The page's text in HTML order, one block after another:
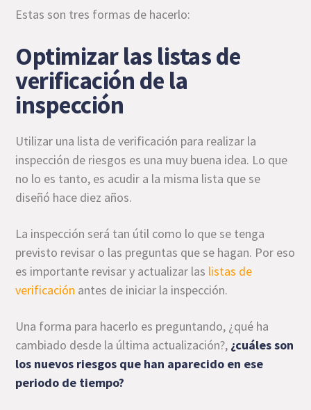
Estas son tres formas de hacerlo:
Optimizar las listas de
verificación de la
inspección
Utilizar una lista de verificación para realizar la
inspección de riesgos es una muy buena idea. Lo que
no lo es tanto, es acudir a la misma lista que se
diseñó hace diez años.
La inspección será tan útil como lo que se tenga
previsto revisar o las preguntas que se hagan. Por eso
es importante revisar y actualizar las listas de
verificación antes de iniciar la inspección.
Una forma para hacerlo es preguntando, ¿qué ha
cambiado desde la última actualización?, ¿cuáles son
los nuevos riesgos que han aparecido en ese
periodo de tiempo?